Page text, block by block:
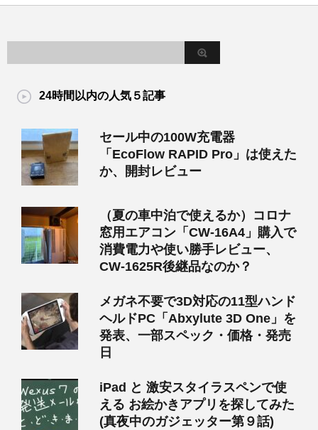
24時間以内の人気５記事
セール中の100W充電器
「EcoFlow RAPID Pro」は使えた
か、開封レビュー
（夏の車中泊で使えるか）コロナ
窓用エアコン「CW-16A4」購入で
消費電力や使い勝手レビュー、
CW-1625R後継品なのか？
メガネ不要で3D対応の11型ハンド
ヘルドPC「Abxylute 3D One」を
発表、一部スペック・価格・発売
日
iPad と 激安スタイラスペンで使
える お絵かきアプリを探してみた
(真夜中のガジェッター第９話)